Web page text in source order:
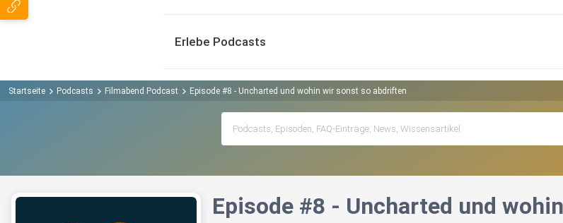
Erlebe Podcasts
Startseite Podcasts Filmabend Podcast Episode #8 - Uncharted und wohin wir sonst so abdriften
Episode #8 - Uncharted und